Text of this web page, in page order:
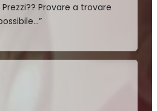
Provare a trovare